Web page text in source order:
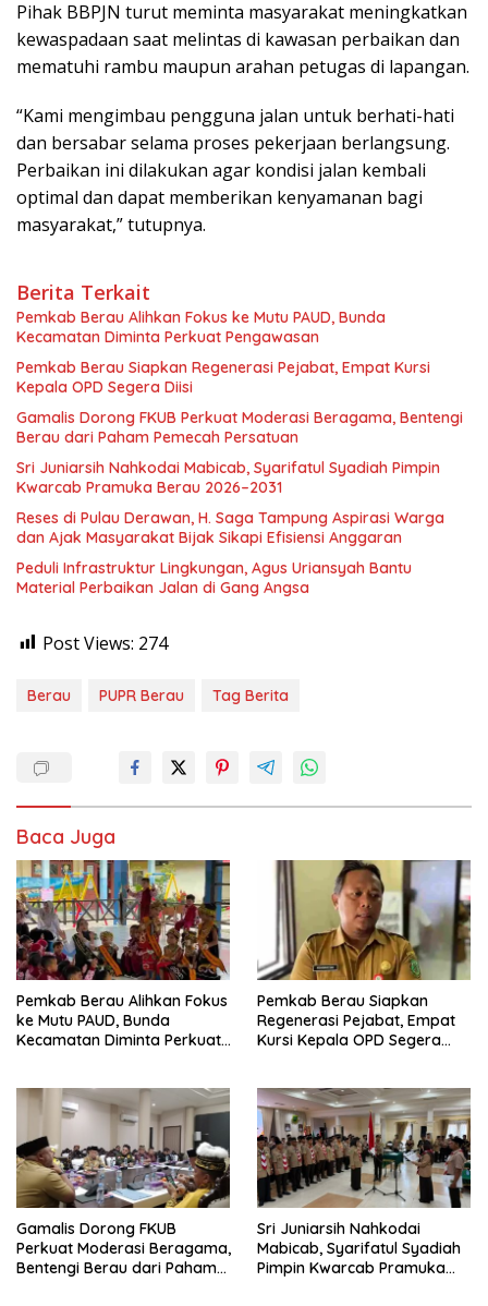
Pihak BBPJN turut meminta masyarakat meningkatkan
kewaspadaan saat melintas di kawasan perbaikan dan
mematuhi rambu maupun arahan petugas di lapangan.
“Kami mengimbau pengguna jalan untuk berhati-hati
dan bersabar selama proses pekerjaan berlangsung.
Perbaikan ini dilakukan agar kondisi jalan kembali
optimal dan dapat memberikan kenyamanan bagi
masyarakat,” tutupnya.
Berita Terkait
Pemkab Berau Alihkan Fokus ke Mutu PAUD, Bunda
Kecamatan Diminta Perkuat Pengawasan
Pemkab Berau Siapkan Regenerasi Pejabat, Empat Kursi
Kepala OPD Segera Diisi
Gamalis Dorong FKUB Perkuat Moderasi Beragama, Bentengi
Berau dari Paham Pemecah Persatuan
Sri Juniarsih Nahkodai Mabicab, Syarifatul Syadiah Pimpin
Kwarcab Pramuka Berau 2026–2031
Reses di Pulau Derawan, H. Saga Tampung Aspirasi Warga
dan Ajak Masyarakat Bijak Sikapi Efisiensi Anggaran
Peduli Infrastruktur Lingkungan, Agus Uriansyah Bantu
Material Perbaikan Jalan di Gang Angsa
Post Views: 274
Berau PUPR Berau Tag Berita
Baca Juga
Pemkab Berau Alihkan Fokus
ke Mutu PAUD, Bunda
Kecamatan Diminta Perkuat
Pemkab Berau Siapkan
Regenerasi Pejabat, Empat
Kursi Kepala OPD Segera
Gamalis Dorong FKUB
Perkuat Moderasi Beragama,
Bentengi Berau dari Paham
Sri Juniarsih Nahkodai
Mabicab, Syarifatul Syadiah
Pimpin Kwarcab Pramuka